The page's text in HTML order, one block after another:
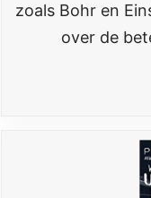
zoals Bohr en
over de